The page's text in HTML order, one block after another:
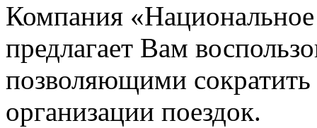
Компания
предлагает Вам
позволяющими
организации поездок.